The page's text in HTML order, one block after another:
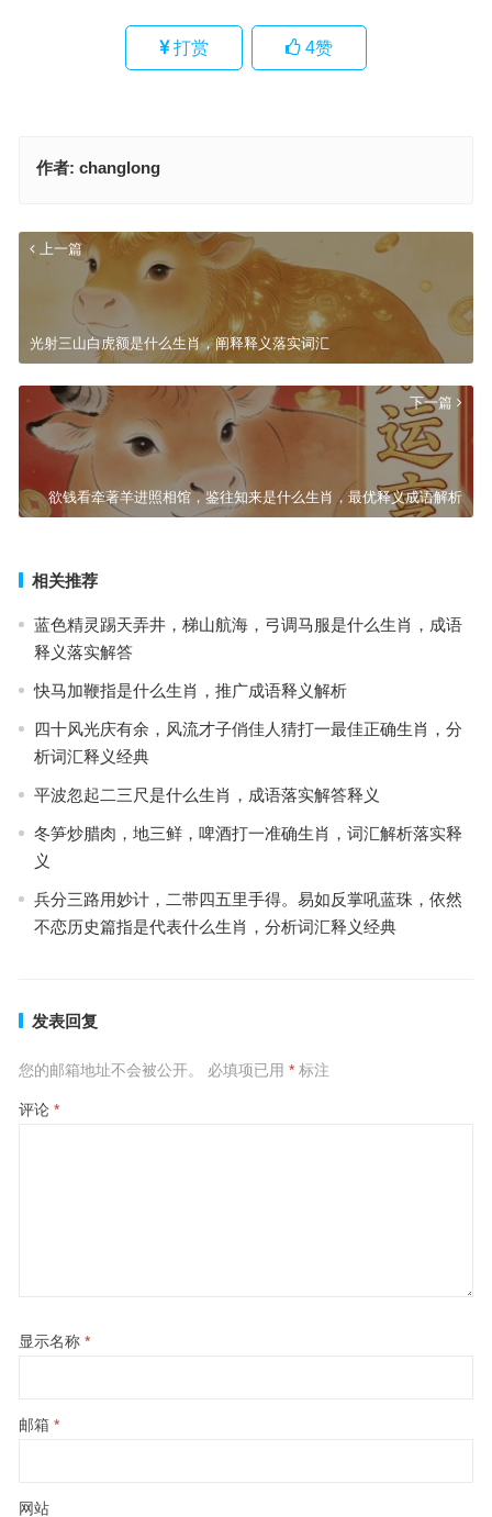
打赏 4赞
作者: changlong
上一篇
光射三山白虎额是什么生肖，阐释释义落实词汇
下一篇
欲钱看牵著羊进照相馆，鉴往知来是什么生肖，最优释义成语解析
相关推荐
蓝色精灵踢天弄井，梯山航海，弓调马服是什么生肖，成语
释义落实解答
快马加鞭指是什么生肖，推广成语释义解析
四十风光庆有余，风流才子俏佳人猜打一最佳正确生肖，分
析词汇释义经典
平波忽起二三尺是什么生肖，成语落实解答释义
冬笋炒腊肉，地三鲜，啤酒打一准确生肖，词汇解析落实释
义
兵分三路用妙计，二带四五里手得。易如反掌吼蓝珠，依然
不恋历史篇指是代表什么生肖，分析词汇释义经典
发表回复
您的邮箱地址不会被公开。 必填项已用 *标注
评论 *
显示名称 *
邮箱 *
网站